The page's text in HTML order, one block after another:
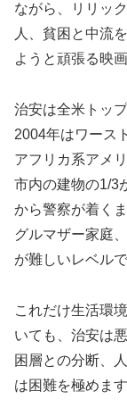
ながら、リリッ
人、貧困と中流
ようと頑張る映画
治安は全米トッ
2004年はワース
アフリカ系アメ
市内の建物の1/3
から警察が着く
グルマザー家庭
が難しいレベルで
これだけ生活環
いても、治安は
困層との分断、
は困難を極めます